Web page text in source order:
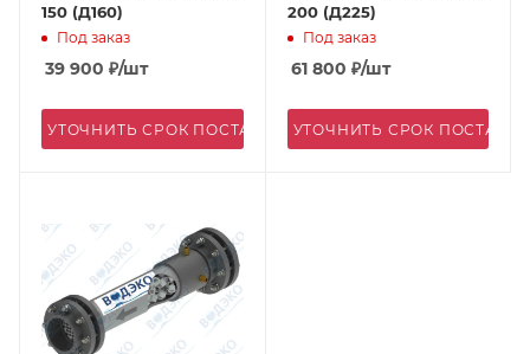
150 (Д160)
Под заказ
39 900 ₽/шт
УТОЧНИТЬ СРОК ПОСТАВКИ
200 (Д225)
Под заказ
61 800 ₽/шт
УТОЧНИТЬ СРОК